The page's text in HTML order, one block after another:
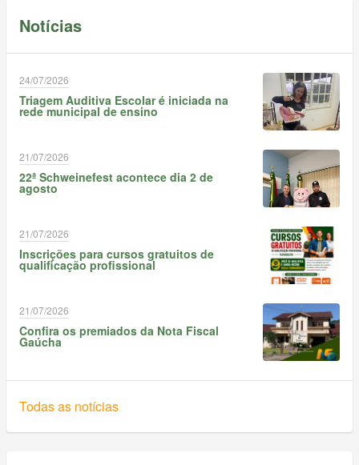
Notícias
24/07/2026
Triagem Auditiva Escolar é iniciada na
rede municipal de ensino
21/07/2026
22ª Schweinefest acontece dia 2 de
agosto
21/07/2026
Inscrições para cursos gratuitos de
qualificação profissional
21/07/2026
Confira os premiados da Nota Fiscal
Gaúcha
Todas as notícias